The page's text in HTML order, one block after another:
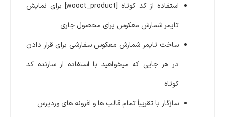
استفاده از کد کوتاه [wooct_product] برای نمایش
تایمر شمارش معکوس برای محصول جاری
ساخت تایمر شمارش معکوس سفارشی برای قرار دادن
در هر جایی که میخواهید با استفاده از سازنده کد
کوتاه
سازگار با تقریباً تمام قالب ها و افزونه های وردپرس